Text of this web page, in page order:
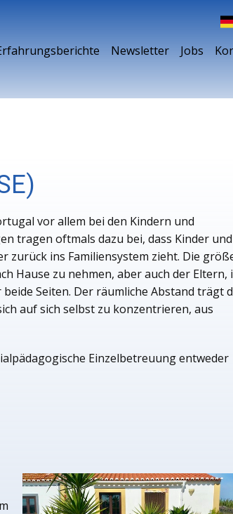
Newsletter Jobs
vor allem bei den Kindern und
tragen oftmals dazu bei, dass Kinder und
zurück ins Familiensystem zieht. Die
Hause zu nehmen, aber auch der Eltern,
Seiten. Der räumliche Abstand trägt
auf sich selbst zu konzentrieren, aus
Einzelbetreuung entweder